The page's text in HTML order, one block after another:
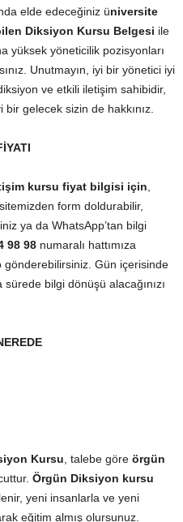
elde edeceğiniz üniversite
Diksiyon Kursu Belgesi ile
yüksek yöneticilik pozisyonları
Unutmayın, iyi bir yönetici iyi
ve etkili iletişim sahibidir,
bir gelecek sizin de hakkınız.
kursu fiyat bilgisi için,
form doldurabilir,
ya da WhatsApp’tan bilgi
98 98 numaralı hattımıza
gönderebilirsiniz. Gün içerisinde
sürede bilgi dönüşü alacağınızı
Kursu, talebe göre örgün
Örgün Diksiyon kursu
yeni insanlarla ve yeni
eğitim almış olursunuz.